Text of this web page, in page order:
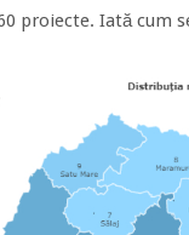
proiecte. Iată cum